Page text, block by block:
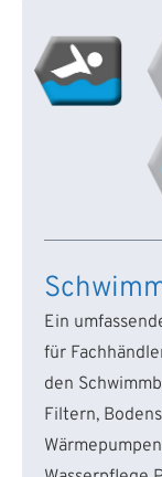
Ein
für
den
Filtern,